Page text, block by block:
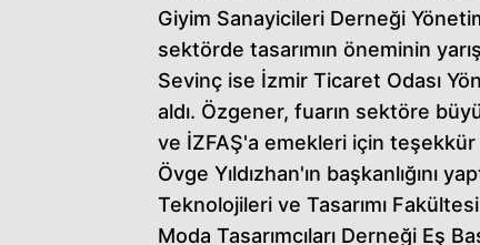
Giyim Sanayicileri Derneği
sektörde tasarımın öneminin
Sevinç ise İzmir Ticaret Odası
aldı. Özgener, fuarın sektöre
ve İZFAŞ'a emekleri için
Övge Yıldızhan'ın başkanlığını
Teknolojileri ve Tasarımı
Moda Tasarımcıları Derneği Eş